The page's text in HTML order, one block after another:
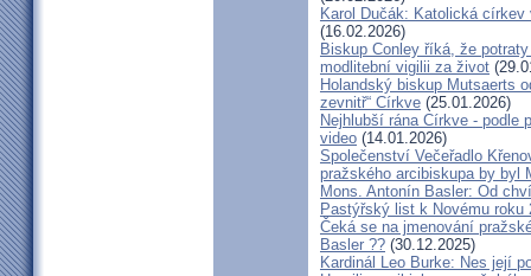
Karol Dučák: Katolická
(16.02.2026)
Biskup Conley říká, že
modlitební vigilii za život
Holandský biskup Mutsaerts
zevnitř“ Církve (25.01.2026)
Nejhlubší rána Církve - podle
video (14.01.2026)
Společenství Večeřadlo
pražského arcibiskupa by byl
Mons. Antonín Basler: Od
Pastýřský list k Novému roku
Čeká se na jmenování
Basler ?? (30.12.2025)
Kardinál Leo Burke: Nes její